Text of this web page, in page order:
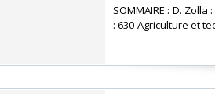
‎SOMMAIRE : D.
: 630-Agriculture et